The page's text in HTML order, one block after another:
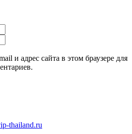
и адрес сайта в этом браузере для
thailand.ru